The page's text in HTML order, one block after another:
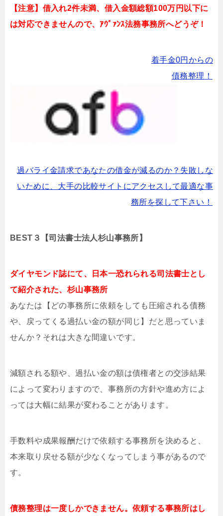
【注意】借入れ2件未満、借入金額総額100万円以下に
は対応できませんので、ｱｳﾞｧﾝｽ法務事務所へどうぞ！
着手金0円からの
債務整理！
過バライ金請求であなたの借金が減るのか？失敗しな
いために、大手の比較サイトにアクセスして最適な事
務所を探して下さい！
BEST３【司法書士法人杉山事務所】
ダイヤモンド誌にて、日本一恐れられる司法書士とし
て紹介された、杉山事務所
あなたは【どの事務所に依頼をしても圧縮される債務
や、戻ってくる過払い金の額が同じ】だと思っていま
せんか？それは大きな間違いです。
減額される額や、過払い金の額は債権者との交渉結果
によって変わりますので、事務所の方針や進め方によ
っては大幅に結果が変わることがあります。
手数料や成果報酬だけで依頼する事務所を決めると、
本来取り戻せる額が少なくなってしまう事があるので
す。
債務整理は一度しかできません。依頼する事務所はし